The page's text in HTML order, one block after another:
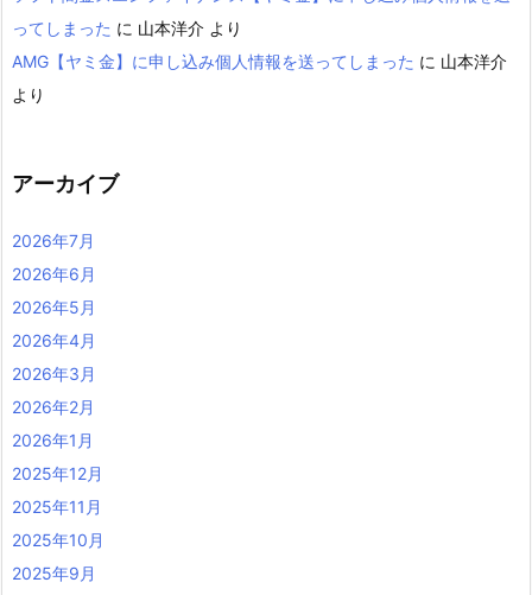
ってしまった に 山本洋介 より
AMG【ヤミ金】に申し込み個人情報を送ってしまった に 山本洋介
より
アーカイブ
2026年7月
2026年6月
2026年5月
2026年4月
2026年3月
2026年2月
2026年1月
2025年12月
2025年11月
2025年10月
2025年9月